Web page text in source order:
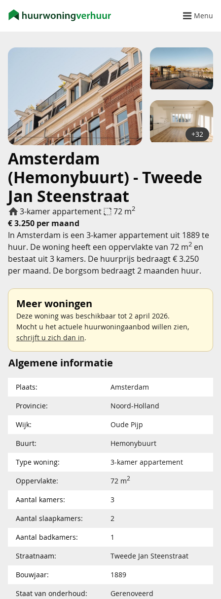
Menu
Amsterdam
(Hemonybuurt) - Tweede
Jan Steenstraat
3-kamer appartement 72 m2
€ 3.250 per maand
+32
In Amsterdam is een 3-kamer appartement uit 1889 te
huur. De woning heeft een oppervlakte van 72 m2 en
bestaat uit 3 kamers. De huurprijs bedraagt € 3.250
per maand. De borgsom bedraagt 2 maanden huur.
Meer woningen
Deze woning was beschikbaar tot 2 april 2026.
Mocht u het actuele huurwoningaanbod willen zien,
schrijft u zich dan in.
Algemene informatie
Plaats:
Amsterdam
Provincie:
Noord-Holland
Wijk:
Oude Pijp
Buurt:
Hemonybuurt
Type woning:
3-kamer appartement
Oppervlakte:
72 m2
Aantal kamers:
3
Aantal slaapkamers:
2
Aantal badkamers:
1
Straatnaam:
Tweede Jan Steenstraat
Bouwjaar:
1889
Staat van onderhoud:
Gerenoveerd